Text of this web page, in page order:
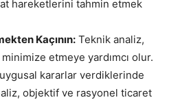
hareketlerini tahmin etmek
Kaçının: Teknik analiz,
etmeye yardımcı olur.
kararlar verdiklerinde
objektif ve rasyonel ticaret